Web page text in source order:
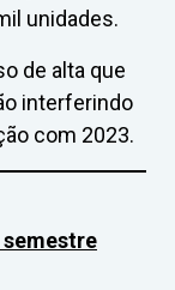
unidades.
de alta que
interferindo
com 2023.